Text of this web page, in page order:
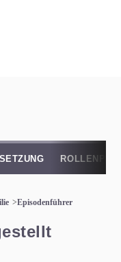
Episodenführer